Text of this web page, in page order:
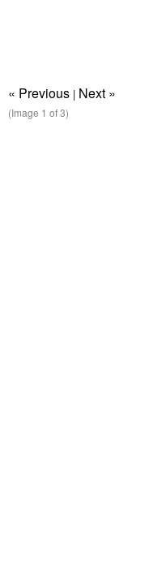
« Previous | Next »
(Image 1 of 3)